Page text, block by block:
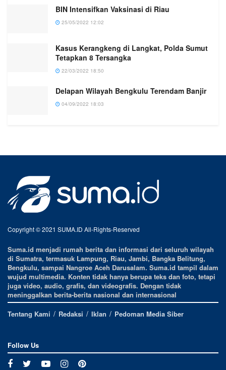
BIN Intensifkan Vaksinasi di Riau
25/05/2022 12:02
Kasus Kerangkeng di Langkat, Polda Sumut
Tetapkan 8 Tersangka
22/03/2022 18:50
Delapan Wilayah Bengkulu Terendam Banjir
04/09/2022 18:03
Copyright © 2021 SUMA.ID All-Rights-Reserved
Suma.id menjadi rumah berita dan informasi dari seluruh wilayah
di Sumatra, termasuk Lampung, Riau, Jambi, Bangka Belitung,
Bengkulu, sampai Nangroe Aceh Darusalam. Suma.id tampil dalam
wujud multimedia. Konten tidak hanya berupa teks dan foto, tetapi
juga video, audio, grafis, dan videografis. Dengan tidak
meninggalkan berita-berita nasional dan internasional
Tentang Kami
Redaksi Iklan Pedoman Media Siber
Follow Us